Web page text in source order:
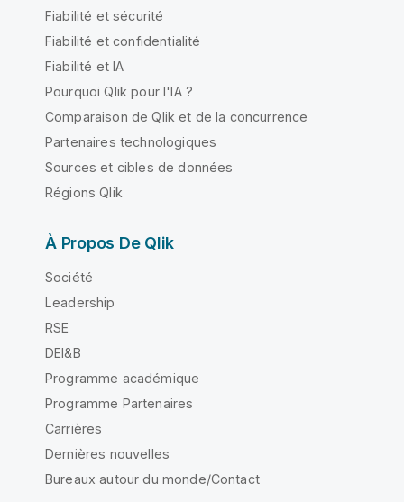
Fiabilité et sécurité
Fiabilité et confidentialité
Fiabilité et IA
Pourquoi Qlik pour l'IA ?
Comparaison de Qlik et de la concurrence
Partenaires technologiques
Sources et cibles de données
Régions Qlik
À Propos De Qlik
Société
Leadership
RSE
DEI&B
Programme académique
Programme Partenaires
Carrières
Dernières nouvelles
Bureaux autour du monde/Contact